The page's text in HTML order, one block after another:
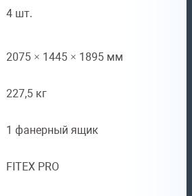
4 шт.
2075 × 1445 × 1895 мм
227,5 кг
1 фанерный ящик
FITEX PRO